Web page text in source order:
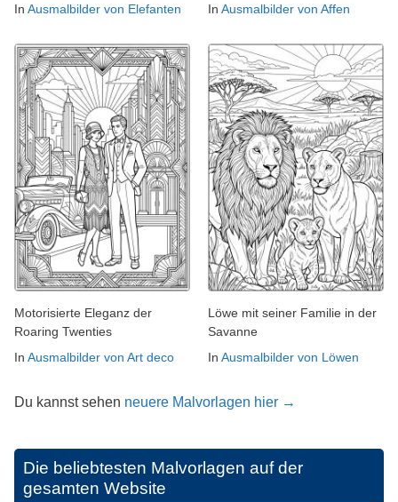
In Ausmalbilder von Elefanten
In Ausmalbilder von Affen
Motorisierte Eleganz der
Roaring Twenties
In Ausmalbilder von Art deco
Löwe mit seiner Familie in der
Savanne
In Ausmalbilder von Löwen
Du kannst sehen neuere Malvorlagen hier →
Die beliebtesten Malvorlagen auf der
gesamten Website